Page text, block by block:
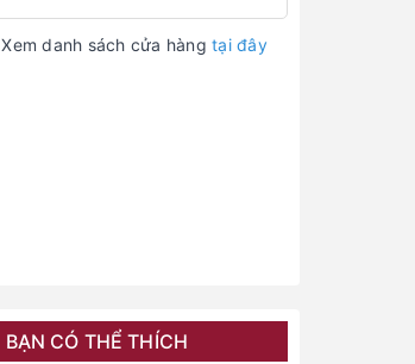
Xem danh sách cửa hàngtại đây
BẠN CÓ THỂ THÍCH